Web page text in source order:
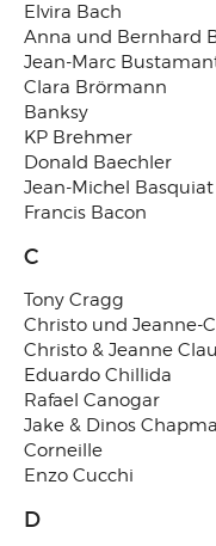
Elvira Bach
Anna und Bernhard
Jean-Marc
Clara Brörmann
Banksy
KP Brehmer
Donald Baechler
Jean-Michel Basquiat
Francis Bacon
C
Tony Cragg
Christo und Jeanne-
Christo & Jeanne
Eduardo Chillida
Rafael Canogar
Jake & Dinos
Corneille
Enzo Cucchi
D